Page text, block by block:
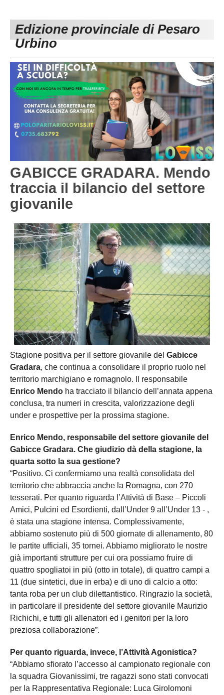
Carica la tua Rosa
1^ CATEGORIA
3^ CATEGORIA
GIOVANILI
Edizione provinciale di Pesaro
Urbino
GABICCE GRADARA. Mendo
traccia il bilancio del settore
giovanile
Stagione positiva per il settore giovanile del Gabicce
Gradara, che continua a consolidare il proprio ruolo nel
territorio marchigiano e romagnolo. Il responsabile
Enrico Mendo ha tracciato il bilancio dell’annata appena
conclusa, tra numeri in crescita, valorizzazione degli
under e prospettive per la prossima stagione.
Enrico Mendo, responsabile del settore giovanile del
Gabicce Gradara. Che giudizio dà della stagione, la
quarta sotto la sua gestione?
“Positivo. Ci confermiamo una realtà consolidata del
territorio che abbraccia anche la Romagna, con 270
tesserati. Per quanto riguarda l’Attività di Base – Piccoli
Amici, Pulcini ed Esordienti, dall’Under 9 all’Under 13 - ,
è stata una stagione intensa. Complessivamente,
abbiamo sostenuto più di 500 giornate di allenamento, 80
le partite ufficiali, 35 tornei. Abbiamo migliorato le nostre
già importanti strutture per cui ora possiamo fruire di
quattro spogliatoi in più (otto in totale), di quattro campi a
11 (due sintetici, due in erba) e di uno di calcio a otto:
tanta roba per un club dilettantistico. Ringrazio la società,
in particolare il presidente del settore giovanile Maurizio
Richichi, e tutti gli allenatori ed i genitori per la loro
preziosa collaborazione”.
Per quanto riguarda, invece, l’Attività Agonistica?
“Abbiamo sfiorato l’accesso al campionato regionale con
la squadra Giovanissimi, tre ragazzi sono stati convocati
per la Rappresentativa Regionale: Luca Girolomoni